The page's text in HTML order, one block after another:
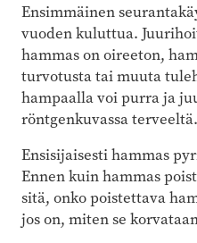
Ensimmäinen
vuoden kuluttua.
hammas on oireeton,
turvotusta tai muuta
hampaalla voi purra ja
röntgenkuvassa terveeltä.
Ensisijaisesti hammas
Ennen kuin hammas
sitä, onko poistettava
jos on, miten se